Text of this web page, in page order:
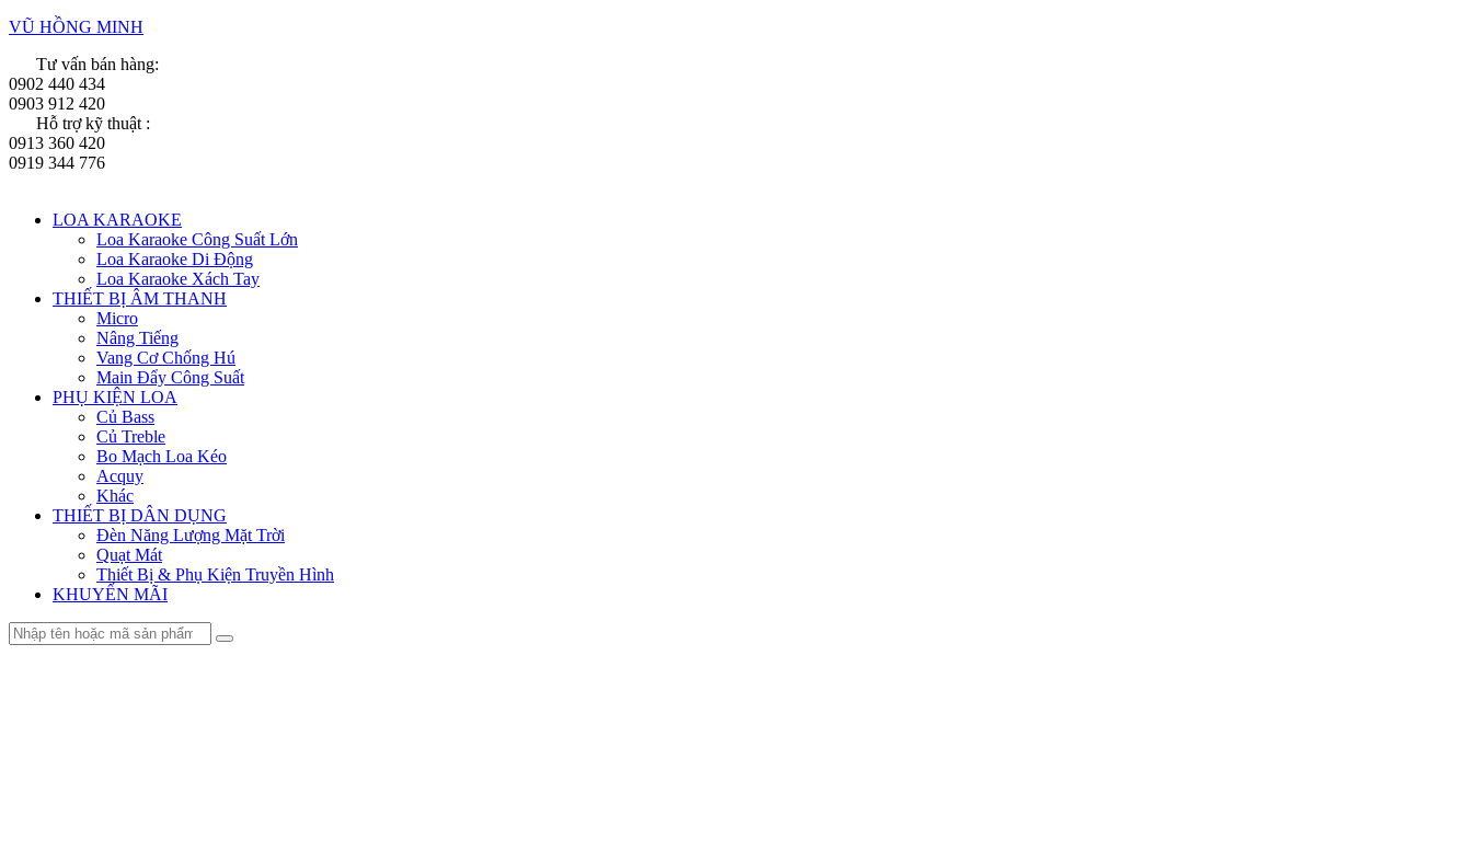
VŨ HỒNG MINH
Tư vấn bán hàng:
0902 440 434
0903 912 420
Hỗ trợ kỹ thuật :
0913 360 420
0919 344 776
Menu
LOA KARAOKE
Loa Karaoke Công Suất Lớn
Loa Karaoke Di Động
Loa Karaoke Xách Tay
THIẾT BỊ ÂM THANH
Micro
Nâng Tiếng
Vang Cơ Chống Hú
Main Đẩy Công Suất
PHỤ KIỆN LOA
Củ Bass
Củ Treble
Bo Mạch Loa Kéo
Acquy
Khác
THIẾT BỊ DÂN DỤNG
Đèn Năng Lượng Mặt Trời
Quạt Mát
Thiết Bị & Phụ Kiện Truyền Hình
KHUYẾN MÃI